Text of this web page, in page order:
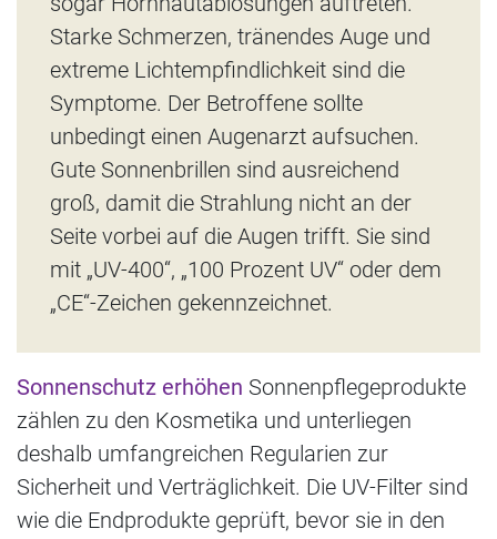
Starke Schmerzen, tränendes Auge und
extreme Lichtempfindlichkeit sind die
Symptome. Der Betroffene sollte
unbedingt einen Augenarzt aufsuchen.
Gute Sonnenbrillen sind ausreichend
groß, damit die Strahlung nicht an der
Seite vorbei auf die Augen trifft. Sie sind
mit „UV-400“, „100 Prozent UV“ oder dem
„CE“-Zeichen gekennzeichnet.
Sonnenschutz erhöhen Sonnenpflegeprodukte
zählen zu den Kosmetika und unterliegen
deshalb umfangreichen Regularien zur
Sicherheit und Verträglichkeit. Die UV-Filter sind
wie die Endprodukte geprüft, bevor sie in den